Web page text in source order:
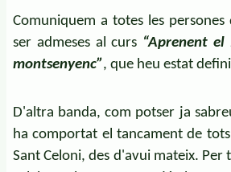
Comuniquem a totes les
ser admeses al curs “Aprenent
montsenyenc”, que heu estat
D'altra banda, com potser ja
ha comportat el tancament de
Sant Celoni, des d'avui mateix.